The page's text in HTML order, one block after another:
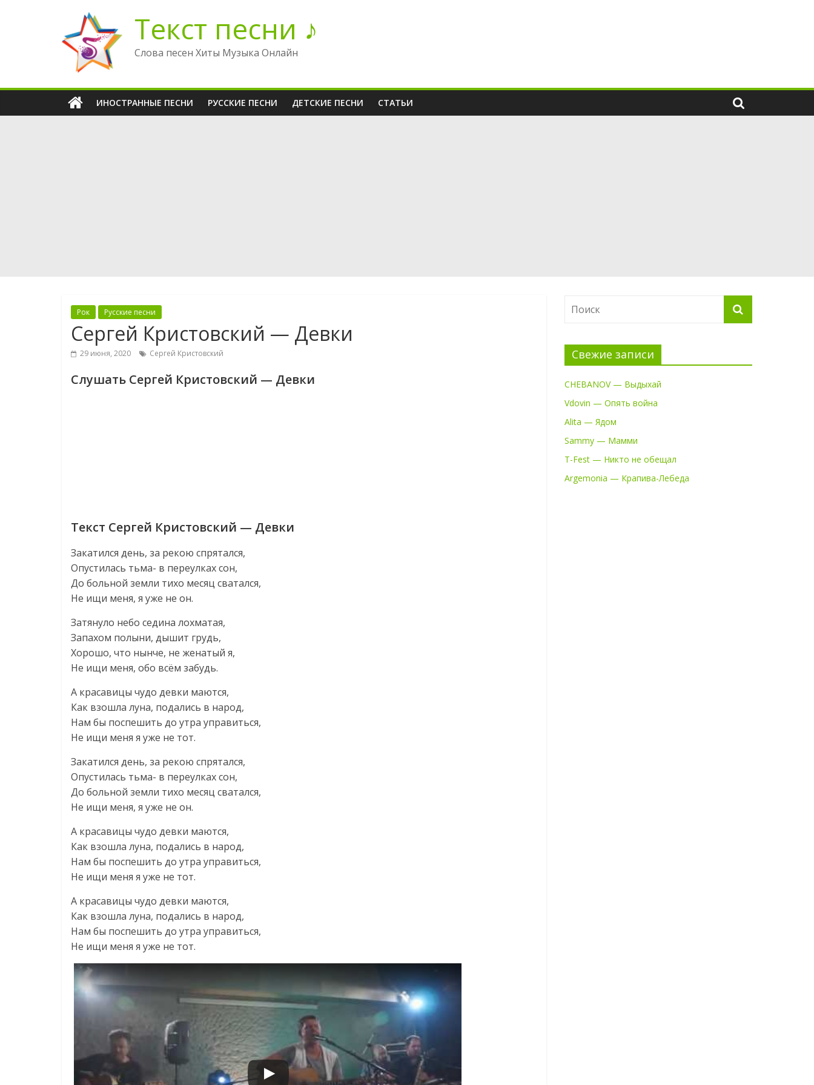
содержимому
Текст песни ♪
Слова песен Хиты Музыка Онлайн
ИНОСТРАННЫЕ ПЕСНИ РУССКИЕ ПЕСНИ ДЕТСКИЕ ПЕСНИ СТАТЬИ
Рок Русские песни
Сергей Кристовский — Девки
29 июня, 2020 Сергей Кристовский
Слушать Сергей Кристовский — Девки
Текст Сергей Кристовский — Девки
Закатился день, за рекою спрятался,
Опустилась тьма- в переулках сон,
До больной земли тихо месяц сватался,
Не ищи меня, я уже не он.
Затянуло небо седина лохматая,
Запахом полыни, дышит грудь,
Хорошо, что нынче, не женатый я,
Не ищи меня, обо всём забудь.
А красавицы чудо девки маются,
Как взошла луна, подались в народ,
Нам бы поспешить до утра управиться,
Не ищи меня я уже не тот.
Закатился день, за рекою спрятался,
Опустилась тьма- в переулках сон,
До больной земли тихо месяц сватался,
Не ищи меня, я уже не он.
А красавицы чудо девки маются,
Как взошла луна, подались в народ,
Нам бы поспешить до утра управиться,
Не ищи меня я уже не тот.
А красавицы чудо девки маются,
Как взошла луна, подались в народ,
Нам бы поспешить до утра управиться,
Не ищи меня я уже не тот.
Свежие записи
CHEBANOV — Выдыхай
Vdovin — Опять война
Alita — Ядом
Sammy — Мамми
T-Fest — Никто не обещал
Argemonia — Крапива-Лебеда